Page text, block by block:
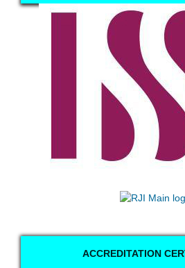
ACCREDITATION